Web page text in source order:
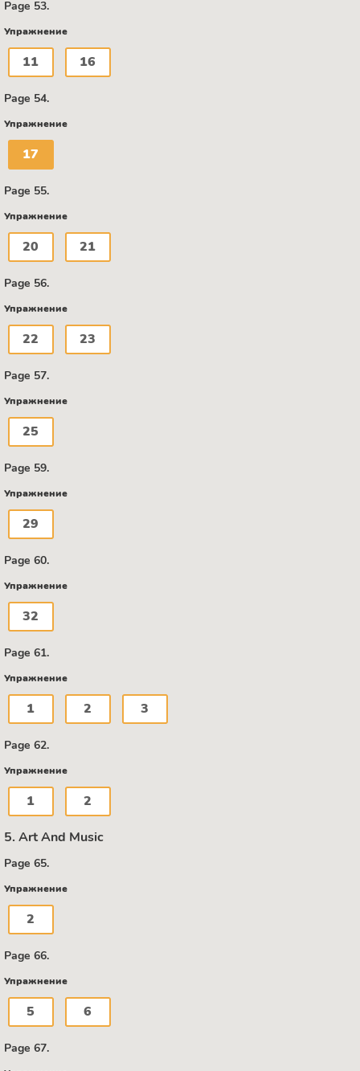
Page 53.
Упражнение
11 16
Page 54.
Упражнение
17
Page 55.
Упражнение
20 21
Page 56.
Упражнение
22 23
Page 57.
Упражнение
25
Page 59.
Упражнение
29
Page 60.
Упражнение
32
Page 61.
Упражнение
1 2 3
Page 62.
Упражнение
1 2
5. Art And Music
Page 65.
Упражнение
2
Page 66.
Упражнение
5 6
Page 67.